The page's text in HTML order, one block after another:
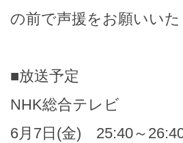
の前で声援をお願いい
■放送予定
NHK総合テレビ
6月7日(金) 25:40～26:40